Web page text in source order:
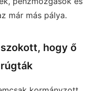
már más pálya.
hogy ő